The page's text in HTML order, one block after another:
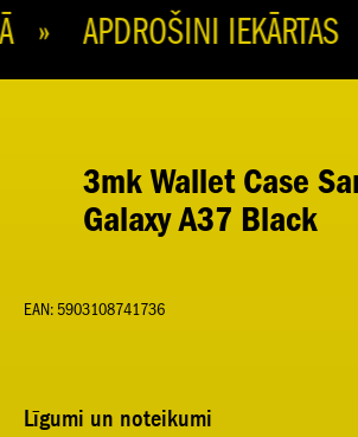
» APDROŠINI
3mk Wallet Case
Galaxy A37 Black
EAN: 5903108741736
Līgumi un noteikumi